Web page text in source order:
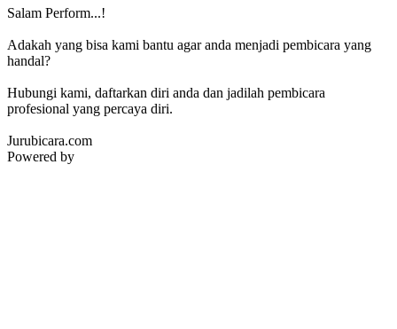
Salam Perform...!
Adakah yang bisa kami bantu agar anda menjadi pembicara yang
handal?
Hubungi kami, daftarkan diri anda dan jadilah pembicara
profesional yang percaya diri.
Jurubicara.com
Powered by